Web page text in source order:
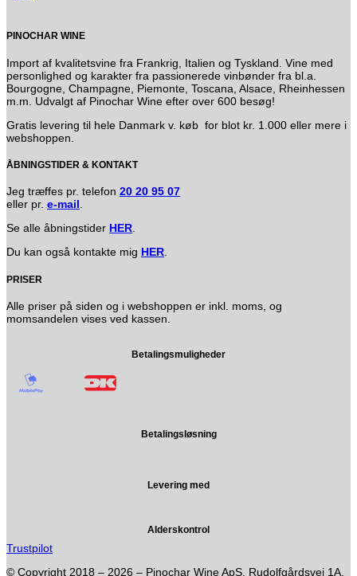
PINOCHAR WINE
Import af kvalitetsvine fra Frankrig, Italien og Tyskland. Vine med
personlighed og karakter fra passionerede vinbønder fra bl.a.
Bourgogne, Champagne, Piemonte, Toscana, Alsace, Rheinhessen
m.m. Udvalgt af Pinochar Wine efter over 600 besøg!
Gratis levering til hele Danmark v. køb for blot kr. 1.000 eller mere i
webshoppen.
ÅBNINGSTIDER & KONTAKT
Jeg træffes pr. telefon 20 20 95 07
eller pr. e-mail.
Se alle åbningstider HER.
Du kan også kontakte mig HER.
PRISER
Alle priser på siden og i webshoppen er inkl. moms, og
momsandelen vises ved kassen.
Betalingsmuligheder
Betalingsløsning
Levering med
Alderskontrol
Trustpilot
© Copyright 2018 – 2026 – Pinochar Wine ApS, Rudolfgårdsvej 1A,